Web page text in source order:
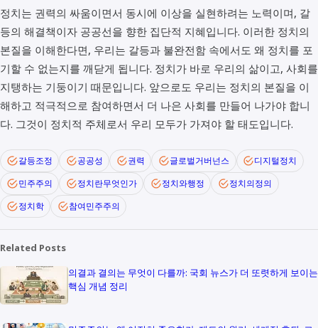
정치는 권력의 싸움이면서 동시에 이상을 실현하려는 노력이며, 갈
등의 해결책이자 공공선을 향한 집단적 지혜입니다. 이러한 정치의
본질을 이해한다면, 우리는 갈등과 불완전함 속에서도 왜 정치를 포
기할 수 없는지를 깨닫게 됩니다. 정치가 바로 우리의 삶이고, 사회를
지탱하는 기둥이기 때문입니다. 앞으로도 우리는 정치의 본질을 이
해하고 적극적으로 참여하면서 더 나은 사회를 만들어 나가야 합니
다. 그것이 정치적 주체로서 우리 모두가 가져야 할 태도입니다.
갈등조정 공공성 권력 글로벌거버넌스
디지털정치
민주주의
정치란무엇인가 정치와행정
정치의정의
정치학
참여민주주의
Related Posts
의결과 결의는 무엇이 다를까: 국회 뉴스가 더 또렷하게 보이는
핵심 개념 정리